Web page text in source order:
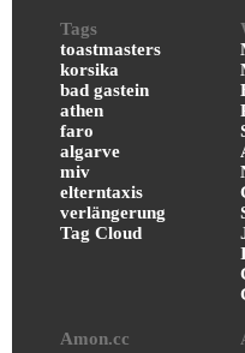
Tags
toastmasters
korsika
bad gastein
athen
faro
algarve
miv
elterntaxis
verlängerung
Tag Cloud
Amon.cc